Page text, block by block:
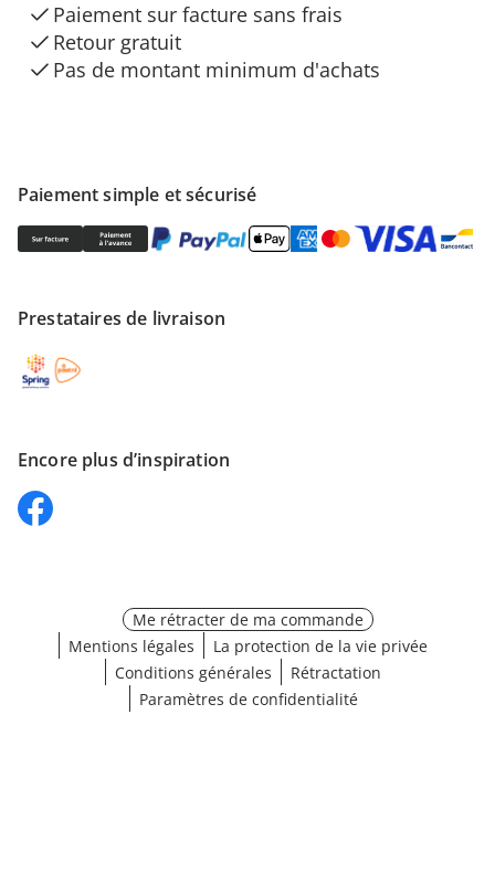
Paiement simple et sécurisé
Prestataires de livraison
Encore plus d’inspiration
Paiement sur facture sans frais
Retour gratuit
Pas de montant minimum d'achats
Me rétracter de ma commande
Mentions légales
La protection de la vie privée
Conditions générales
Rétractation
Paramètres de confidentialité